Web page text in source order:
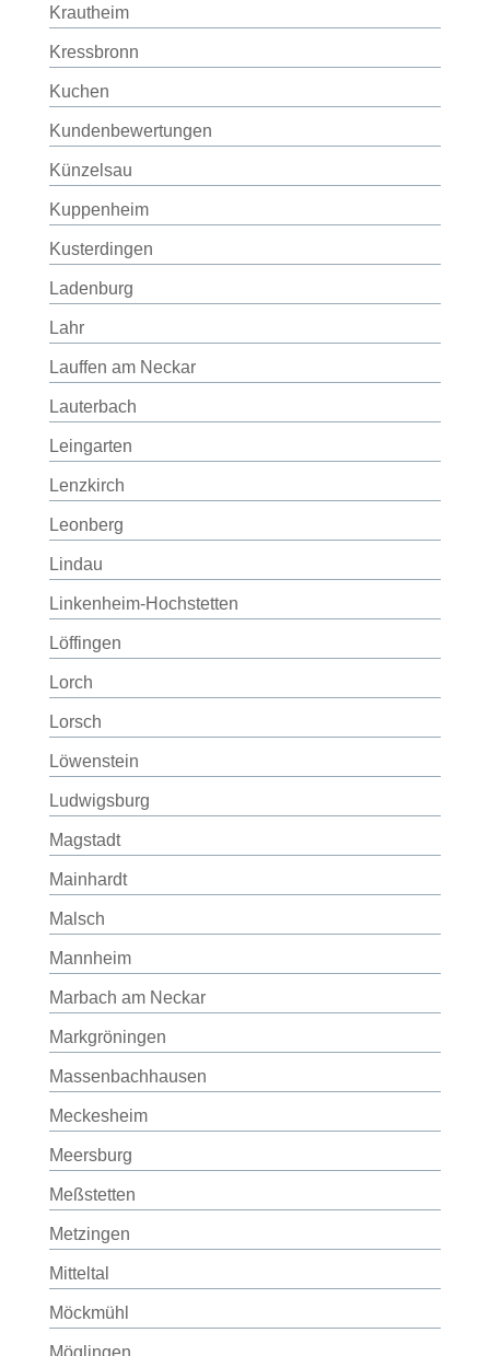
Krautheim
Kressbronn
Kuchen
Kundenbewertungen
Künzelsau
Kuppenheim
Kusterdingen
Ladenburg
Lahr
Lauffen am Neckar
Lauterbach
Leingarten
Lenzkirch
Leonberg
Lindau
Linkenheim-Hochstetten
Löffingen
Lorch
Lorsch
Löwenstein
Ludwigsburg
Magstadt
Mainhardt
Malsch
Mannheim
Marbach am Neckar
Markgröningen
Massenbachhausen
Meckesheim
Meersburg
Meßstetten
Metzingen
Mitteltal
Möckmühl
Möglingen